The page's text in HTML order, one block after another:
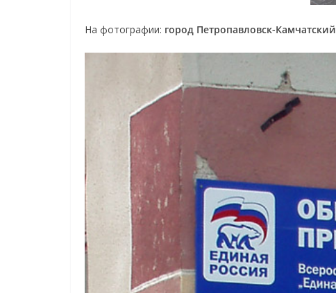
На фотографии: город Петропавловск-Камчатский